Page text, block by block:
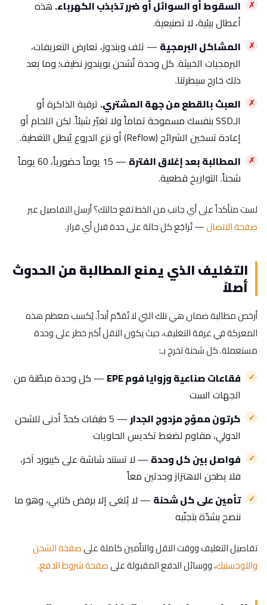
السقوط أو السوائل أو ضرر تذبذب الكهرباء. هذه
أعطال بيئية، لا تصنيعية.
المشاكل البرمجية — تلف ويندوز، تعارض التعريفات،
البرمجيات الخبيثة. كل وحدة تُشحن بويندوز نظيف؛ وما بعد
ذلك خارج سيطرتنا.
العبث بالقطع من جهة المشتري. ترقية الذاكرة أو
الـSSD بنفسك مسموحة تماماً ولا تغيّر شيئاً. لكن اللحام أو
إعادة تسخين الشرائح (Reflow) أو نزع الدروع يُبطل التغطية.
المطالبة بعد إغلاق الفترة
— 15 يوماً حضورياً، 60 يوماً
شحناً. التواريخ قطعية.
لست متأكداً على أي جانب من الخط تقع حالتك؟ أرسل التفاصيل عبر
صفحة الاتصال— تُراجَع كل حالة على حدة قبل أي قرار.
التغليف الذي يمنع المطالبة من الحدوث
أصلاً
أرخص مطالبة ضمان هي تلك التي لا تُقدَّم أبداً. يُكسب معظم هذه
المعركة في غرفة التغليف، حيث يكون النقل أكبر خطر على وحدة
مستعملة. كل شحنة تخرج بـ:
فقاعات صناعية وزوايا فوم EPE
— كل وحدة مبطّنة من
الجهات الست
كرتون مموّج مزدوج الجدار
— 5 طبقات كحدّ أدنى للشحن
الدولي، مقاوم لضغط تكديس الحاويات
فواصل بين كل وحدة — لا تستند شاشة على كيبورد آخر،
فلا يطحن الاهتزاز وحدتين معاً
تأمين على كل شحنة — لا يُلغى إلا برفض كتابي، وهو ما
ننصح بشدّة بتجنّبه
تفاصيل التغليف ووقت النقل والتأمين كاملة علىصفحة الشحن
واللوجستيك، ووسائل الدفع المقبولة علىصفحة شروط الدفع.